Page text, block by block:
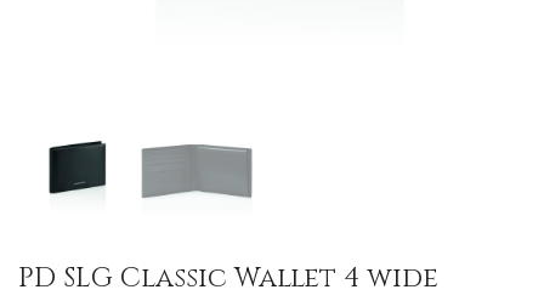
PD SLG Classic Wallet 4 wide